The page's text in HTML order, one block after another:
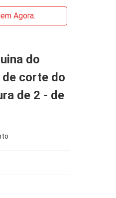
Agora.
do
corte do
de 2 - de